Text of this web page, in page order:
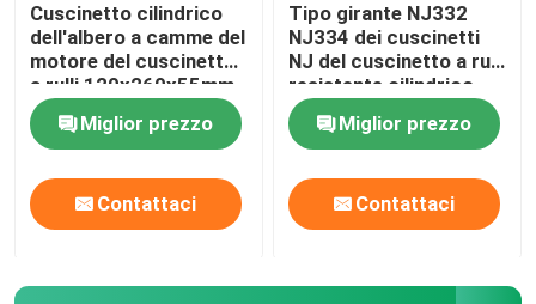
Cuscinetto cilindrico
dell'albero a camme del
motore del cuscinetto
a rulli 120x260x55mm
di NJ321 NJ322 NJ324
Miglior prezzo
Contattaci
Tipo girante NJ332
NJ334 dei cuscinetti
NJ del cuscinetto a rulli
resistente cilindrico
Miglior prezzo
Contattaci